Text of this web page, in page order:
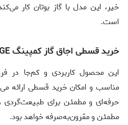
خیر، این مدل با گاز بوتان کار
است.
خرید قسطی اجاق گاز کمپینگ GOALTAGE
این محصول کاربردی و کم‌جا در
مناسب و امکان خرید قسطی ارائه
حرفه‌ای و مطمئن برای طبیعت‌گردی
مطمئن و مقرون‌به‌صرفه خواهد بود.